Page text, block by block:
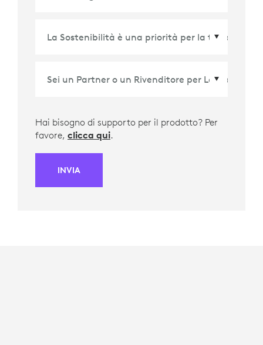
Paese/Regione
Hai bisogno di supporto per il prodotto? Per
favore, clicca qui.
INVIA